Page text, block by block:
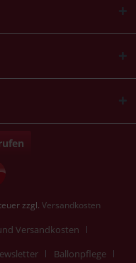
zzgl. Versandkosten
Versandkosten
Ballonpflege